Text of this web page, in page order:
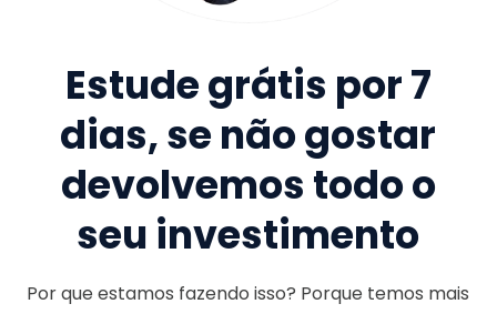
Estude grátis por 7
dias, se não gostar
devolvemos todo o
seu investimento
Por que estamos fazendo isso? Porque temos mais